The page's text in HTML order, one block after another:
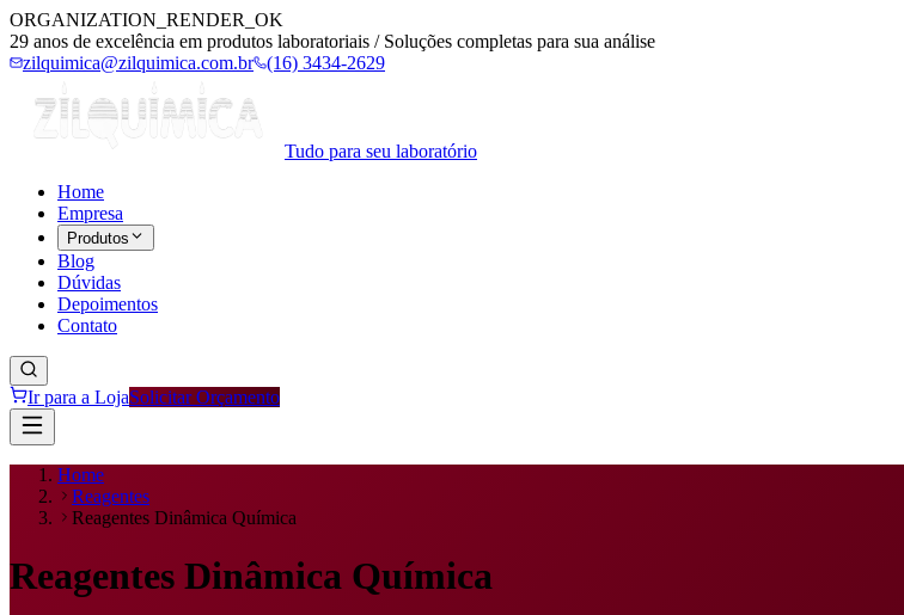
ORGANIZATION_RENDER_OK
29 anos de excelência em produtos laboratoriais / Soluções completas para sua análise
zilquimica@zilquimica.com.br
(16) 3434-2629
Tudo para seu laboratório
Home
Empresa
Produtos
Blog
Dúvidas
Depoimentos
Contato
Ir para a LojaSolicitar Orçamento
Home
Reagentes
Reagentes Dinâmica Química
Reagentes Dinâmica Química